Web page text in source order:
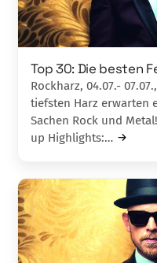
Top 30: Die besten
Rockharz, 04.07.-
tiefsten Harz erwarten
Sachen Rock und
up Highlights:…